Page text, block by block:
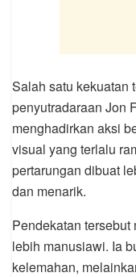
Salah satu kekuatan
penyutradaraan Jon
menghadirkan aksi
visual yang terlalu
pertarungan dibuat
dan menarik.
Pendekatan
lebih manusiawi. Ia
kelemahan,